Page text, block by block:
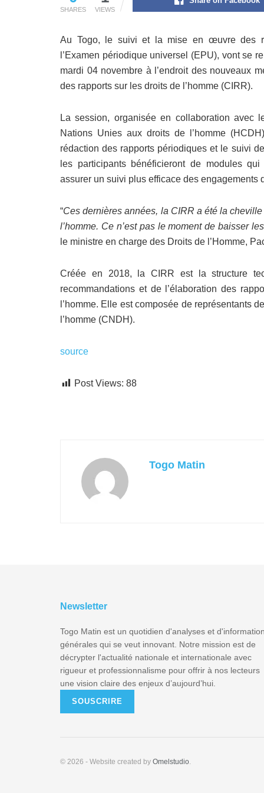
SHARES VIEWS
Au Togo, le suivi et la mise en œuvre des
l’Examen périodique universel (EPU), vont se
mardi 04 novembre à l’endroit des nouveaux
des rapports sur les droits de l’homme (CIRR).
La session, organisée en collaboration avec
Nations Unies aux droits de l’homme
rédaction des rapports périodiques et le suivi
les participants bénéficieront de modules
assurer un suivi plus efficace des engagements
“Ces dernières années, la CIRR a été la
l’homme. Ce n’est pas le moment de baisser
le ministre en charge des Droits de l’Homme,
Créée en 2018, la CIRR est la structure
recommandations et de l’élaboration des
l’homme. Elle est composée de représentants
l’homme (CNDH).
source
Post Views: 88
Togo Matin
Newsletter
Togo Matin est un quotidien d'analyses et
générales qui se veut innovant. Notre mission est de
décrypter l'actualité nationale et internationale avec
rigueur et professionnalisme pour offrir à nos lecteurs
une vision claire des enjeux d’aujourd’hui.
SOUSCRIRE
© 2026 - Website created by Omelstudio